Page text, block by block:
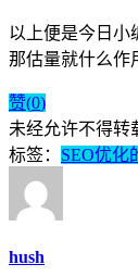
以上便是今日小
那估量就什么作
赞(0)
未经允许不得转
标签： SEO优化
hush